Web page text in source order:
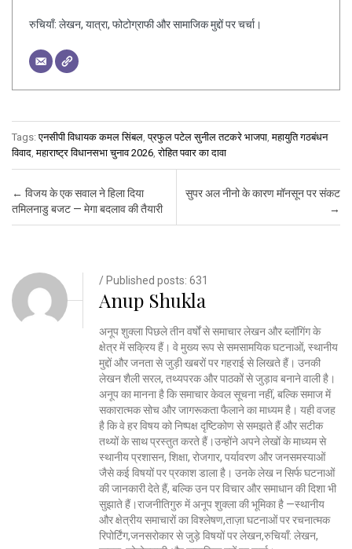
रुचियाँ: लेखन, यात्रा, फोटोग्राफी और सामाजिक मुद्दों पर चर्चा।
Tags:एनसीपी विधायक कमल सिंबल ,प्रफुल पटेल सुनील तटकरे भाजपा ,महायुति गठबंधन
विवाद ,महाराष्ट्र विधानसभा चुनाव 2026 ,रोहित पवार का दावा
Post navigation
← विजय के एक सवाल ने हिला दिया
तमिलनाडु बजट — मेगा बदलाव की तैयारी
सुपर अल नीनो के कारण मॉनसून पर संकट
→
/ Published posts: 631
Anup Shukla
अनूप शुक्ला पिछले तीन वर्षों से समाचार लेखन और ब्लॉगिंग के
क्षेत्र में सक्रिय हैं। वे मुख्य रूप से समसामयिक घटनाओं, स्थानीय
मुद्दों और जनता से जुड़ी खबरों पर गहराई से लिखते हैं। उनकी
लेखन शैली सरल, तथ्यपरक और पाठकों से जुड़ाव बनाने वाली है।
अनूप का मानना है कि समाचार केवल सूचना नहीं, बल्कि समाज में
सकारात्मक सोच और जागरूकता फैलाने का माध्यम है। यही वजह
है कि वे हर विषय को निष्पक्ष दृष्टिकोण से समझते हैं और सटीक
तथ्यों के साथ प्रस्तुत करते हैं।उन्होंने अपने लेखों के माध्यम से
स्थानीय प्रशासन, शिक्षा, रोजगार, पर्यावरण और जनसमस्याओं
जैसे कई विषयों पर प्रकाश डाला है। उनके लेख न सिर्फ घटनाओं
की जानकारी देते हैं, बल्कि उन पर विचार और समाधान की दिशा भी
सुझाते हैं।राजनीतिगुरु में अनूप शुक्ला की भूमिका है —स्थानीय
और क्षेत्रीय समाचारों का विश्लेषण,ताज़ा घटनाओं पर रचनात्मक
रिपोर्टिंग,जनसरोकार से जुड़े विषयों पर लेखन,रुचियाँ: लेखन,